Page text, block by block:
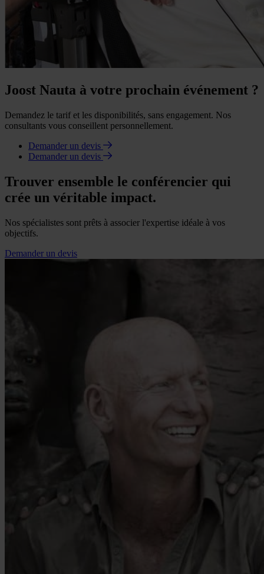
Joost Nauta à votre prochain événement ?
Demandez le tarif et les disponibilités, sans engagement. Nos
consultants vous conseillent personnellement.
Demander un devis
Demander un devis
Trouver ensemble le conférencier qui
crée un véritable impact.
Nos spécialistes sont prêts à associer l'expertise idéale à vos
objectifs.
Demander un devis